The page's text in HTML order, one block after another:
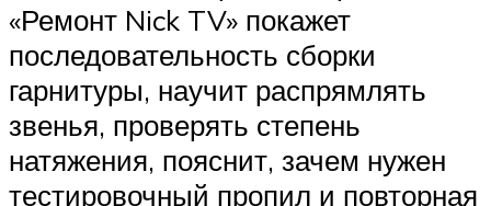
«Ремонт Nick TV» покажет
последовательность сборки
гарнитуры, научит распрямлять
звенья, проверять степень
натяжения, пояснит, зачем нужен
тестировочный пропил и повторная